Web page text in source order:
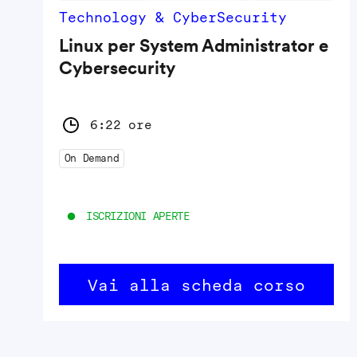
Technology & CyberSecurity
Linux per System Administrator e
Cybersecurity
6:22 ore
On Demand
ISCRIZIONI APERTE
Vai alla scheda corso